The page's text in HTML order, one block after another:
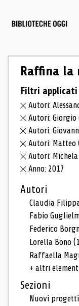
Raffina la
Filtri applicati
Autori:
Autori: Giorgio
Autori:
Autori: Matteo
Autori:
Anno: 2017
Autori
Claudia
Fabio
Federico
Lorella Bono
Raffaella
+ altri
Sezioni
Nuovi